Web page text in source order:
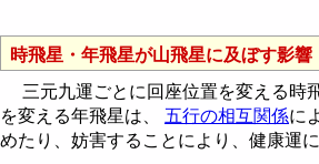
時飛星・年飛星が山飛星に及ぼす影響
を変える年飛星は、 五行の相互関係により 山飛
めたり、妨害することにより、健康運